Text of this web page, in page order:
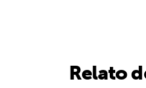
Relato